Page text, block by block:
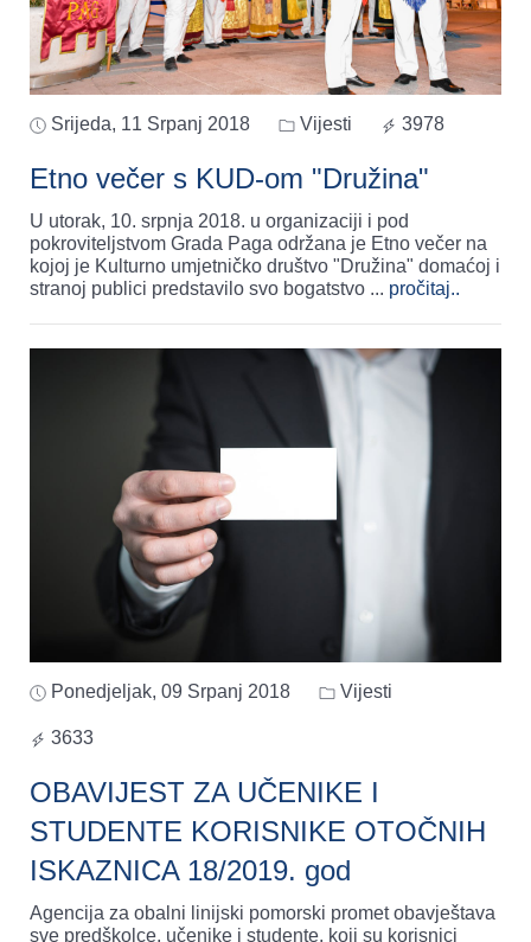
Srijeda, 11 Srpanj 2018 Vijesti 3978
Etno večer s KUD-om "Družina"
U utorak, 10. srpnja 2018. u organizaciji i pod
pokroviteljstvom Grada Paga održana je Etno večer na
kojoj je Kulturno umjetničko društvo "Družina" domaćoj i
stranoj publici predstavilo svo bogatstvo ... pročitaj..
Ponedjeljak, 09 Srpanj 2018 Vijesti
3633
OBAVIJEST ZA UČENIKE I
STUDENTE KORISNIKE OTOČNIH
ISKAZNICA 18/2019. god
Agencija za obalni linijski pomorski promet obavještava
sve predškolce, učenike i studente, koji su korisnici